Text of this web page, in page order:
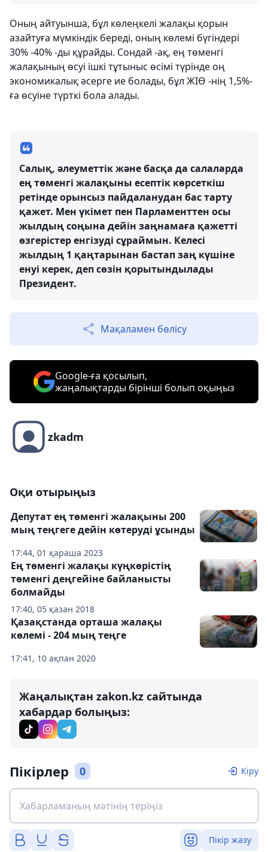
Оның айтуынша, бұл көлеңкелі жалақы қорын
азайтуға мүмкіндік береді, оның көлемі бүгіндері
30% -40% -ды құрайды. Сондай -ақ, ең төменгі
жалақының өсуі ішкі тұтыныс өсімі түрінде оң
экономикалық әсерге ие болады, бұл ЖІӨ -нің 1,5%-
ға өсуіне түрткі бола алады.
Салық, әлеуметтік және басқа да салаларда
ең төменгі жалақыны есептік көрсеткіш
ретінде орынсыз пайдаланудан бас тарту
қажет. Мен үкімет пен Парламенттен осы
жылдың соңына дейін заңнамаға қажетті
өзгерістер енгізуді сұраймын. Келесі
жылдың 1 қаңтарынан бастап заң күшіне
енуі керек, деп сөзін қорытындылады
Президент.
Мақаламен бөлісу
Google-ға қосылып,
жаңалықтарды бірінші болып оқыңыз
zkadm
Оқи отырыңыз
17:44, 01 қараша 2023
Депутат ең төменгі жалақыны 200
мың теңгеге дейін көтеруді ұсынды
17:40, 05 қазан 2018
Ең төменгі жалақы күңкөрістің
төменгі деңгейіне байланысты
болмайды
17:41, 10 ақпан 2020
Қазақстанда орташа жалақы
көлемі - 204 мың теңге
Жаңалықтан zakon.kz сайтында
хабардар болыңыз:
Пікірлер 0 Кіру
Пікір жазу